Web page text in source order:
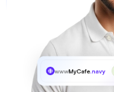
wwwMyCafe.navy